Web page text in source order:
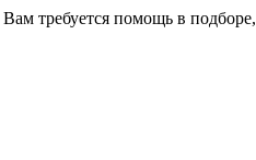
требуется помощь в подборе,